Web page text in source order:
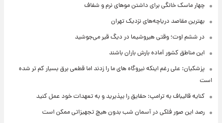
چهار ماسک خانگی برای داشتن موهای نرم و شفاف
بهترین مقاصد دریاچه‌های نزدیک تهران
در ششم اوت؛ وقتی هیروشیما در دیگ قیر می‌جوشید
این مناطق کشور آماده بارش باران باشند
پزشکیان: علی رغم اینکه نیروگاه های ما را زدند اما قطعی برق بسیار کم تر شده
است
کنایه قالیباف به ترامپ: حقایق را بپذیرید و به تعهدات خود عمل کنید
رصد این صور فلکی در آسمان شب بدون هیچ تجهیزاتی ممکن است